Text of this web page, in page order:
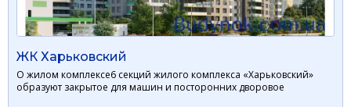
ЖК Харьковский
О жилом комплексе6 секций жилого комплекса «Харьковский»
образуют закрытое для машин и посторонних дворовое